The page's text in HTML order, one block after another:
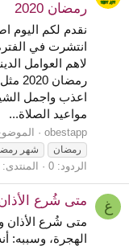
رمضان 2020
نقدم لكم اليوم
انتشرت في
لاهم العوامل
اعذب واجمل
مواعيد الصلاة...
obestapp
رمضان
شهر
الردود: 0 المنتدى:
غ متى شُرع
متى شُرع الأذان
الهجرة، وسببه: